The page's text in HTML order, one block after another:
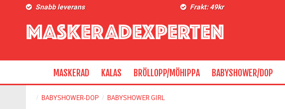
Snabb leverans Frakt: 49kr
MASKERAD KALAS BRÖLLOPP/MÖHIPPA BABYSHOWER/DOP
BABYSHOWER-DOP BABYSHOWER GIRL